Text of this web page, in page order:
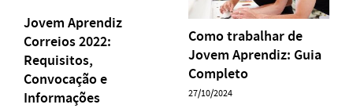
Jovem Aprendiz
Correios 2022:
Requisitos,
Convocação e
Informações
Como trabalhar de
Jovem Aprendiz: Guia
Completo
27/10/2024